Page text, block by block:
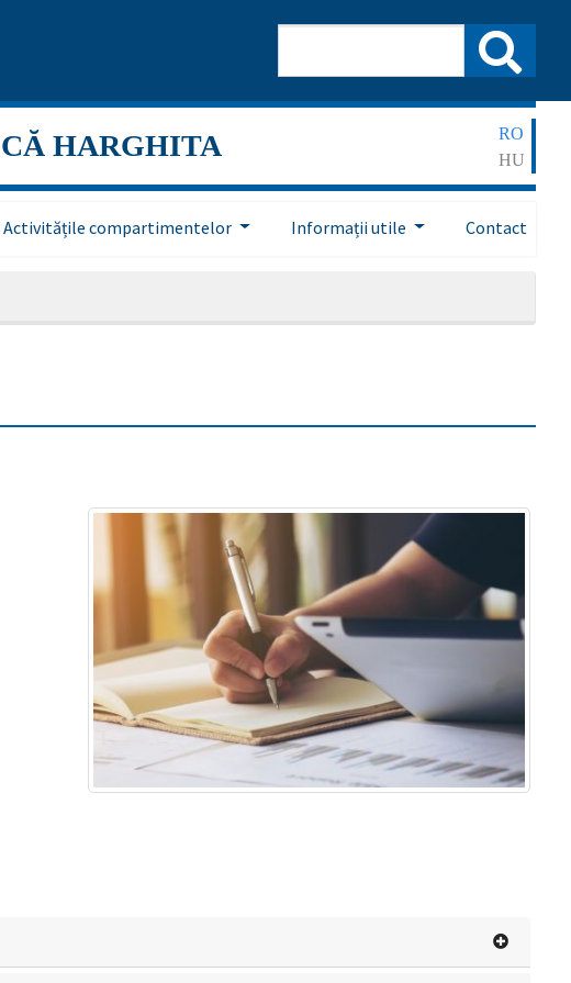
HARGHITA
RO
HU
Activitățile compartimentelor Informații utile Contact